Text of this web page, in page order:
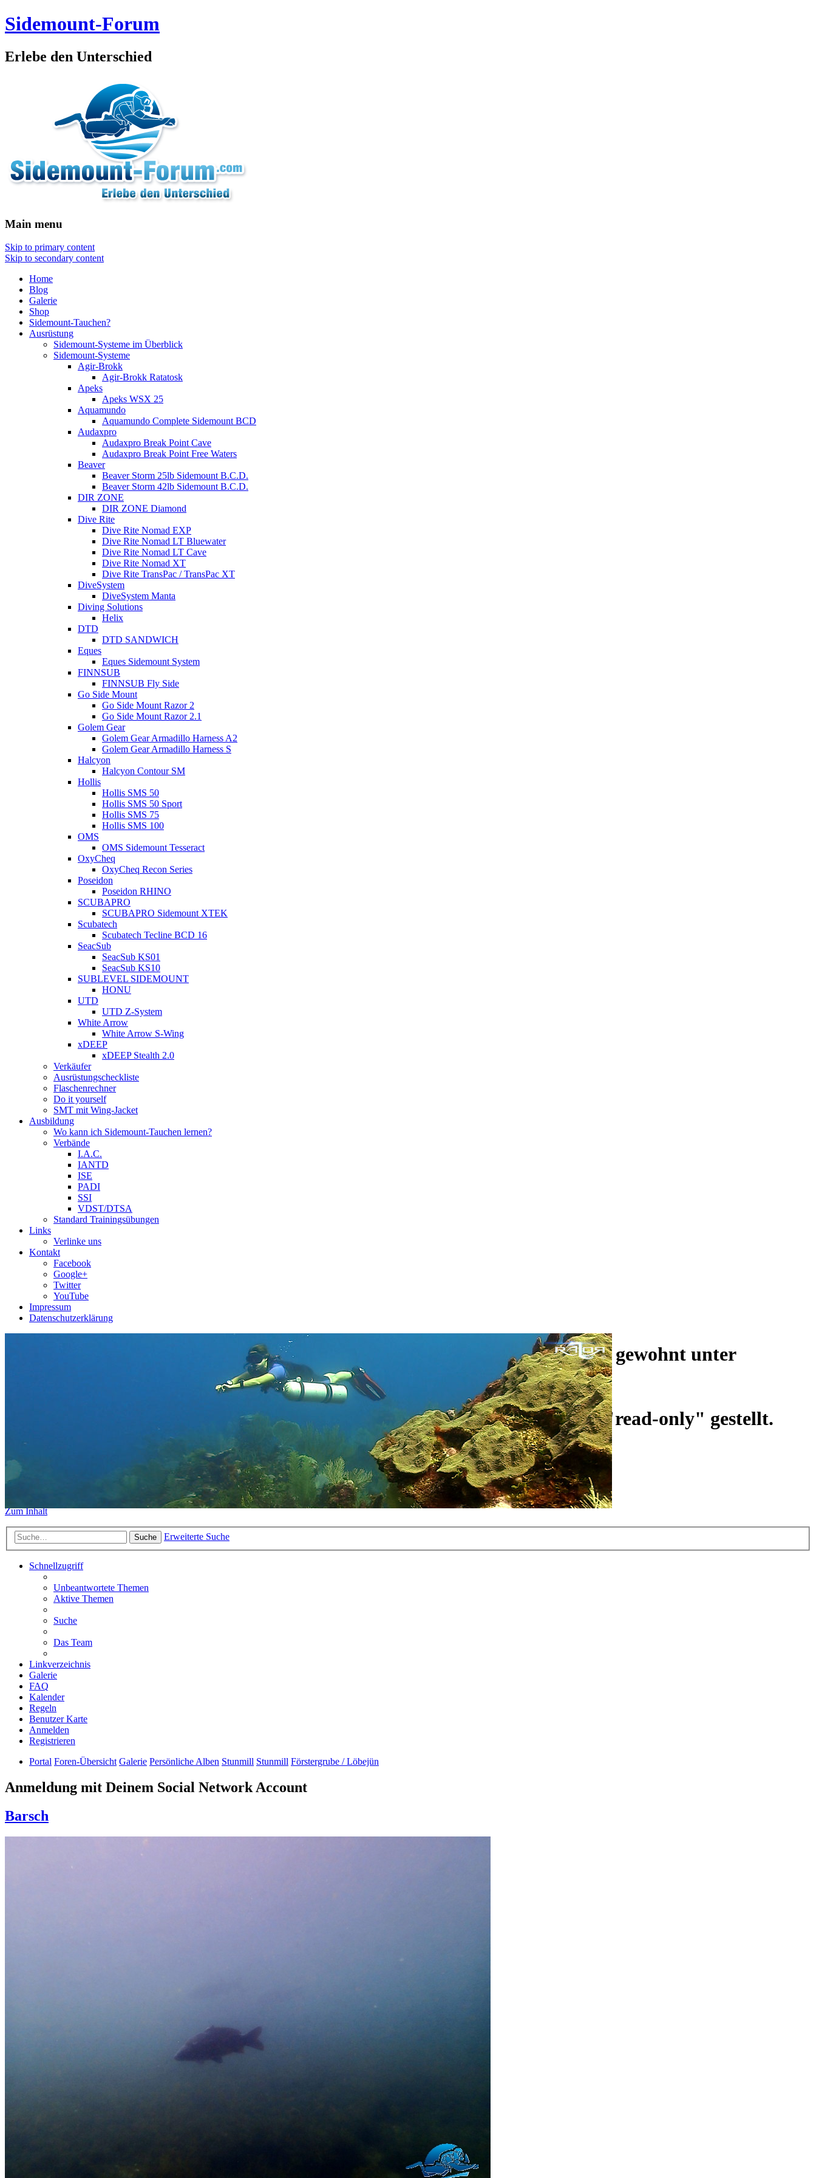
Sidemount-Forum
Erlebe den Unterschied
Main menu
Skip to primary content
Skip to secondary content
Home
Blog
Galerie
Shop
Sidemount-Tauchen?
Ausrüstung
Sidemount-Systeme im Überblick
Sidemount-Systeme
Agir-Brokk
Agir-Brokk Ratatosk
Apeks
Apeks WSX 25
Aquamundo
Aquamundo Complete Sidemount BCD
Audaxpro
Audaxpro Break Point Cave
Audaxpro Break Point Free Waters
Beaver
Beaver Storm 25lb Sidemount B.C.D.
Beaver Storm 42lb Sidemount B.C.D.
DIR ZONE
DIR ZONE Diamond
Dive Rite
Dive Rite Nomad EXP
Dive Rite Nomad LT Bluewater
Dive Rite Nomad LT Cave
Dive Rite Nomad XT
Dive Rite TransPac / TransPac XT
DiveSystem
DiveSystem Manta
Diving Solutions
Helix
DTD
DTD SANDWICH
Eques
Eques Sidemount System
FINNSUB
FINNSUB Fly Side
Go Side Mount
Go Side Mount Razor 2
Go Side Mount Razor 2.1
Golem Gear
Golem Gear Armadillo Harness A2
Golem Gear Armadillo Harness S
Halcyon
Halcyon Contour SM
Hollis
Hollis SMS 50
Hollis SMS 50 Sport
Hollis SMS 75
Hollis SMS 100
OMS
OMS Sidemount Tesseract
OxyCheq
OxyCheq Recon Series
Poseidon
Poseidon RHINO
SCUBAPRO
SCUBAPRO Sidemount XTEK
Scubatech
Scubatech Tecline BCD 16
SeacSub
SeacSub KS01
SeacSub KS10
SUBLEVEL SIDEMOUNT
HONU
UTD
UTD Z-System
White Arrow
White Arrow S-Wing
xDEEP
xDEEP Stealth 2.0
Verkäufer
Ausrüstungscheckliste
Flaschenrechner
Do it yourself
SMT mit Wing-Jacket
Ausbildung
Wo kann ich Sidemount-Tauchen lernen?
Verbände
I.A.C.
IANTD
ISE
PADI
SSI
VDST/DTSA
Standard Trainingsübungen
Links
Verlinke uns
Kontakt
Facebook
Google+
Twitter
YouTube
Impressum
Datenschutzerklärung
Das Sidemount-Forum ist auf ein neues Forensystem umgezogen und wie gewohnt unter
https://www.sidemount-forum.comerreichbar.
Das alte Forum hier existiert nur aufgrund deralten Galerieund ist auf "read-only" gestellt.
Sidemount-Forum
Zum Inhalt
Suche Erweiterte Suche
Schnellzugriff
Unbeantwortete Themen
Aktive Themen
Suche
Das Team
Linkverzeichnis
Galerie
FAQ
Kalender
Regeln
Benutzer Karte
Anmelden
Registrieren
Portal Foren-Übersicht Galerie Persönliche Alben Stunmill Stunmill Förstergrube / Löbejün
Anmeldung mit Deinem Social Network Account
Barsch